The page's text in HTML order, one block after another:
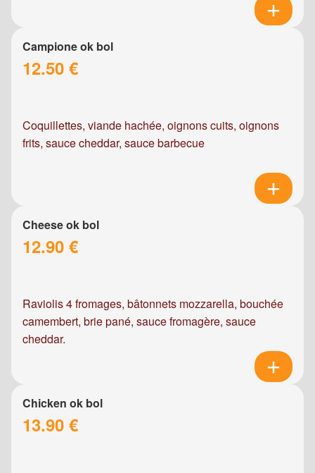
Campione ok bol
12.50 €
Coquillettes, viande hachée, oignons cuits, oignons
frits, sauce cheddar, sauce barbecue
Cheese ok bol
12.90 €
Raviolis 4 fromages, bâtonnets mozzarella, bouchée
camembert, brie pané, sauce fromagère, sauce
cheddar.
Chicken ok bol
13.90 €